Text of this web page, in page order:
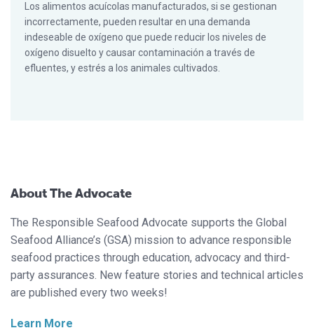
Los alimentos acuícolas manufacturados, si se gestionan
incorrectamente, pueden resultar en una demanda
indeseable de oxígeno que puede reducir los niveles de
oxígeno disuelto y causar contaminación a través de
efluentes, y estrés a los animales cultivados.
About The Advocate
The Responsible Seafood Advocate supports the Global
Seafood Alliance’s (GSA) mission to advance responsible
seafood practices through education, advocacy and third-
party assurances. New feature stories and technical articles
are published every two weeks!
Learn More